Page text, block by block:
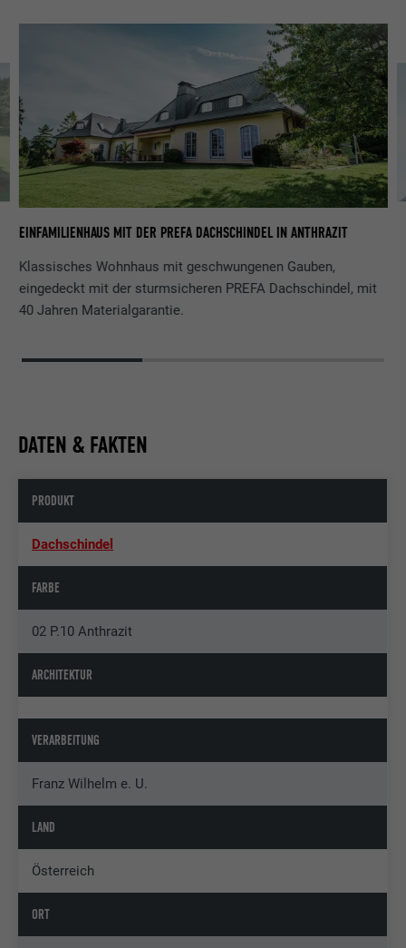
EINFAMILIENHAUS MIT DER PREFA DACHSCHINDEL IN ANTHRAZIT
Klassisches Wohnhaus mit geschwungenen Gauben,
eingedeckt mit der sturmsicheren PREFA Dachschindel, mit
40 Jahren Materialgarantie.
DATEN & FAKTEN
PRODUKT
Dachschindel
FARBE
02 P.10 Anthrazit
ARCHITEKTUR
VERARBEITUNG
Franz Wilhelm e. U.
LAND
Österreich
ORT